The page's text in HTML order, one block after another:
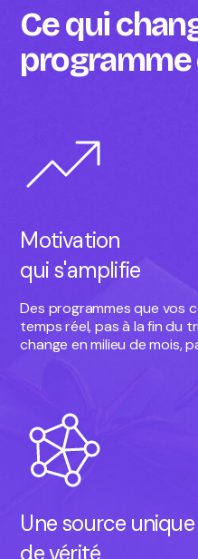
Ce qui
Motivation
qui s'amplifie
Des programmes que vos
temps réel, pas à la fin du
change en milieu de mois,
Une source unique
de vérité